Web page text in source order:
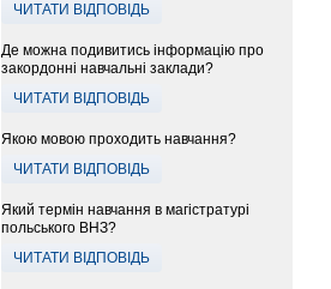
ЧИТАТИ ВІДПОВІДЬ
Де можна подивитись інформацію про
закордонні навчальні заклади?
ЧИТАТИ ВІДПОВІДЬ
Якою мовою проходить навчання?
ЧИТАТИ ВІДПОВІДЬ
Який термін навчання в магістратурі
польського ВНЗ?
ЧИТАТИ ВІДПОВІДЬ